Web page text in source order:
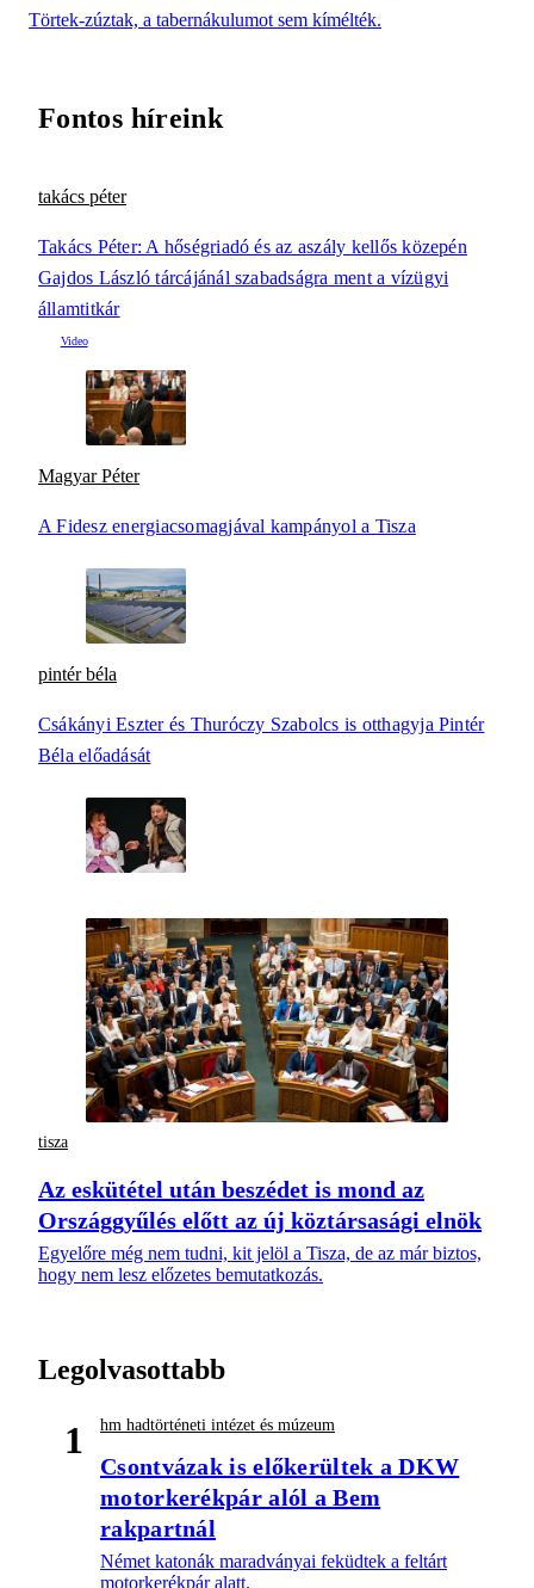
Törtek-zúztak, a tabernákulumot sem kímélték.
Fontos híreink
takács péter
Takács Péter: A hőségriadó és az aszály kellős közepén
Gajdos László tárcájánál szabadságra ment a vízügyi
államtitkár
Magyar Péter
A Fidesz energiacsomagjával kampányol a Tisza
pintér béla
Csákányi Eszter és Thuróczy Szabolcs is otthagyja Pintér
Béla előadását
tisza
Az eskütétel után beszédet is mond az
Országgyűlés előtt az új köztársasági elnök
Egyelőre még nem tudni, kit jelöl a Tisza, de az már biztos,
hogy nem lesz előzetes bemutatkozás.
Legolvasottabb
1 hm hadtörténeti intézet és múzeum
Csontvázak is előkerültek a DKW
motorkerékpár alól a Bem
rakpartnál
Német katonák maradványai feküdtek a feltárt
motorkerékpár alatt.